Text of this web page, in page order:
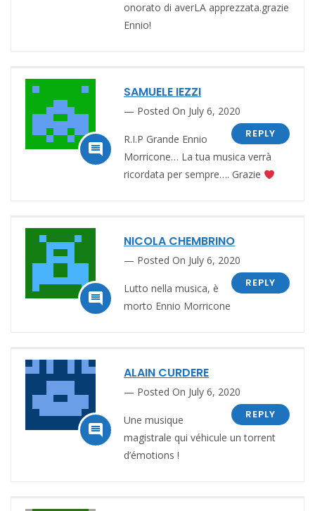
onorato di averLA apprezzata.grazie
Ennio!

SAMUELE IEZZI
Posted On July 6, 2020
REPLY
R.I.P Grande Ennio
Morricone… La tua musica verrà
ricordata per sempre…. Grazie

NICOLA CHEMBRINO
Posted On July 6, 2020
REPLY
Lutto nella musica, è
morto Ennio Morricone

ALAIN CURDERE
Posted On July 6, 2020
REPLY
Une musique
magistrale qui véhicule un torrent
d’émotions !